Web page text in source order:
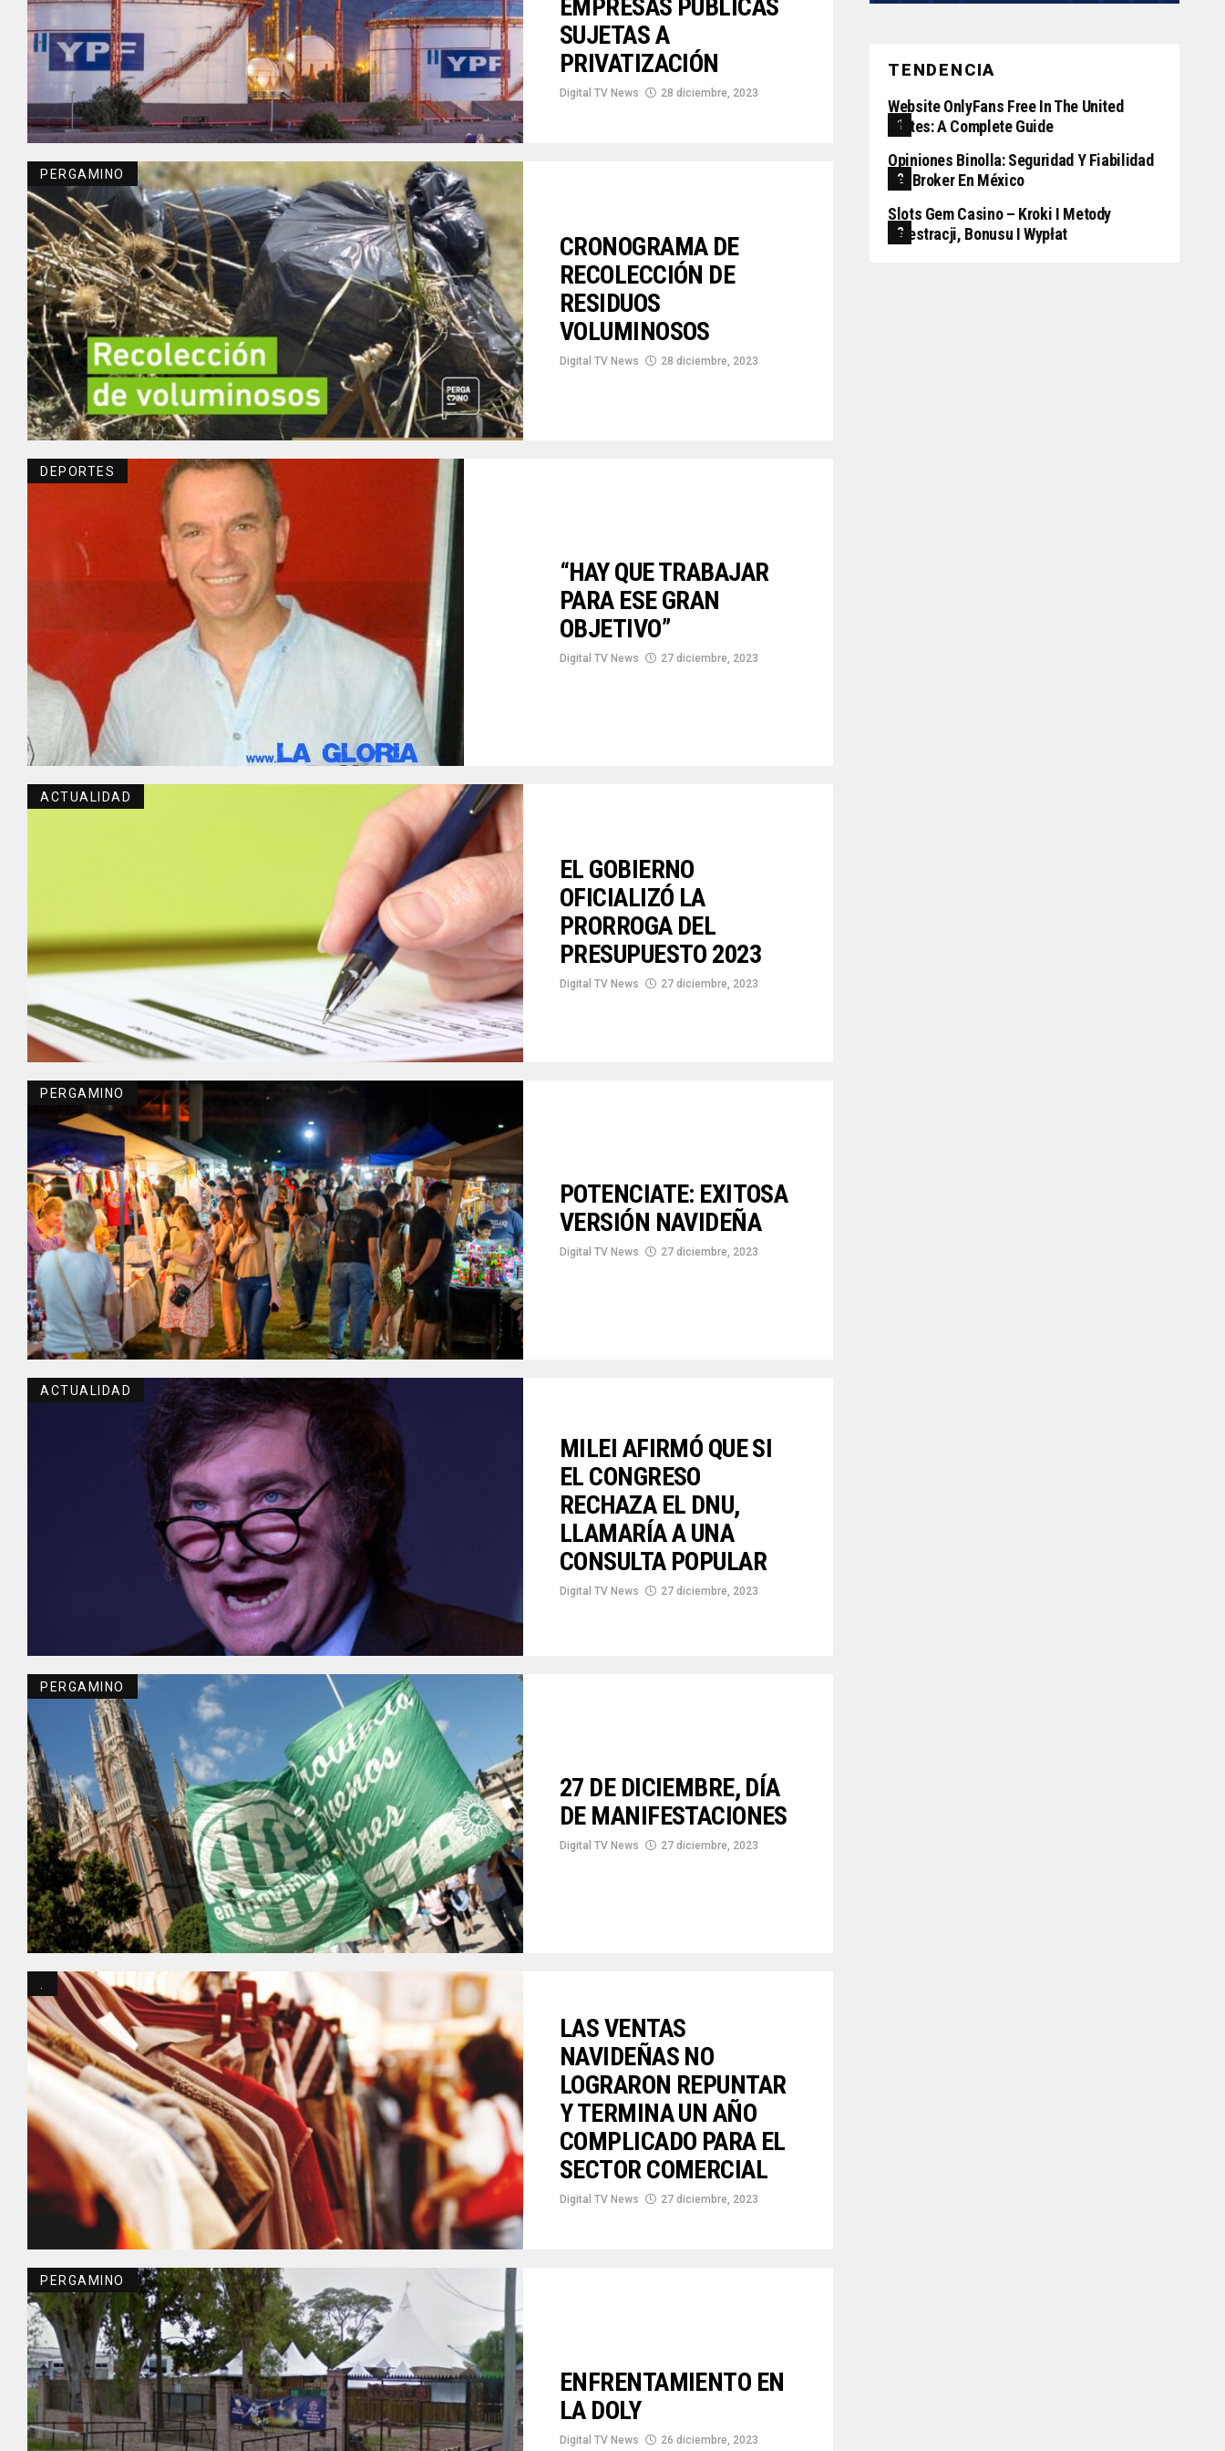
EMPRESAS PUBLICAS
SUJETAS A
PRIVATIZACIÓN
Digital TV News 28 diciembre, 2023
PERGAMINO
CRONOGRAMA DE
RECOLECCIÓN DE
RESIDUOS
VOLUMINOSOS
Digital TV News 28 diciembre, 2023
DEPORTES
“HAY QUE TRABAJAR
PARA ESE GRAN
OBJETIVO”
Digital TV News 27 diciembre, 2023
ACTUALIDAD
EL GOBIERNO
OFICIALIZÓ LA
PRORROGA DEL
PRESUPUESTO 2023
Digital TV News 27 diciembre, 2023
PERGAMINO
POTENCIATE: EXITOSA
VERSIÓN NAVIDEÑA
Digital TV News 27 diciembre, 2023
ACTUALIDAD
MILEI AFIRMÓ QUE SI
EL CONGRESO
RECHAZA EL DNU,
LLAMARÍA A UNA
CONSULTA POPULAR
Digital TV News 27 diciembre, 2023
PERGAMINO
27 DE DICIEMBRE, DÍA
DE MANIFESTACIONES
Digital TV News 27 diciembre, 2023
LAS VENTAS
NAVIDEÑAS NO
LOGRARON REPUNTAR
Y TERMINA UN AÑO
COMPLICADO PARA EL
SECTOR COMERCIAL
Digital TV News 27 diciembre, 2023
PERGAMINO
ENFRENTAMIENTO EN
LA DOLY
Digital TV News 26 diciembre, 2023
TENDENCIA
Website OnlyFans Free In The United
States: A Complete Guide
Opiniones Binolla: Seguridad Y Fiabilidad
Del Broker En México
Slots Gem Casino – Kroki I Metody
Rejestracji, Bonusu I Wypłat